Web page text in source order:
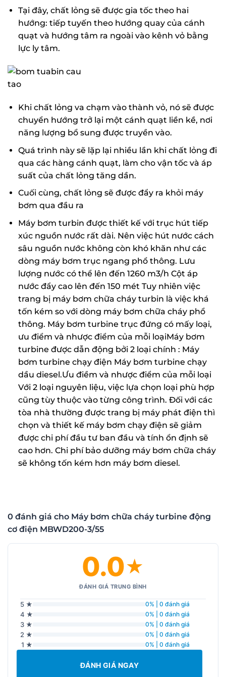
Tại đây, chất lỏng sẽ được gia tốc theo hai
hướng: tiếp tuyến theo hướng quay của cánh
quạt và hướng tâm ra ngoài vào kênh vỏ bằng
lực ly tâm.
Khi chất lỏng va chạm vào thành vỏ, nó sẽ được
chuyển hướng trở lại một cánh quạt liền kề, nơi
năng lượng bổ sung được truyền vào.
Quá trình này sẽ lặp lại nhiều lần khi chất lỏng đi
qua các hàng cánh quạt, làm cho vận tốc và áp
suất của chất lỏng tăng dần.
Cuối cùng, chất lỏng sẽ được đẩy ra khỏi máy
bơm qua đầu ra
Máy bơm turbin được thiết kế với trục hút tiếp
xúc nguồn nước rất dài. Nên việc hút nước cách
sâu nguồn nước không còn khó khăn như các
dòng máy bơm trục ngang phổ thông. Lưu
lượng nước có thể lên đến 1260 m3/h Cột áp
nước đẩy cao lên đến 150 mét Tuy nhiên việc
trang bị máy bơm chữa cháy turbin là việc khá
tốn kém so với dòng máy bơm chữa cháy phổ
thông. Máy bơm turbine trục đứng có mấy loại,
ưu điểm và nhược điểm của mỗi loạiMáy bơm
turbine được dẫn động bởi 2 loại chính : Máy
bơm turbine chạy điện Máy bơm turbine chạy
dầu diesel.Ưu điềm và nhược điểm của mỗi loại
Với 2 loại nguyên liệu, việc lựa chọn loại phù hợp
cũng tùy thuộc vào từng công trình. Đối với các
tòa nhà thường được trang bị máy phát điện thì
chọn và thiết kế máy bơm chạy điện sẽ giảm
được chi phí đầu tư ban đầu và tính ổn định sẽ
cao hơn. Chi phí bảo dưỡng máy bơm chữa cháy
sẽ không tốn kém hơn máy bơm diesel.
0 đánh giá cho Máy bơm chữa cháy turbine động
cơ điện MBWD200-3/55
0.0★
ĐÁNH GIÁ TRUNG BÌNH
5 ★ 0% | 0 đánh giá
4 ★ 0% | 0 đánh giá
3 ★ 0% | 0 đánh giá
2 ★ 0% | 0 đánh giá
1 ★ 0% | 0 đánh giá
ĐÁNH GIÁ NGAY